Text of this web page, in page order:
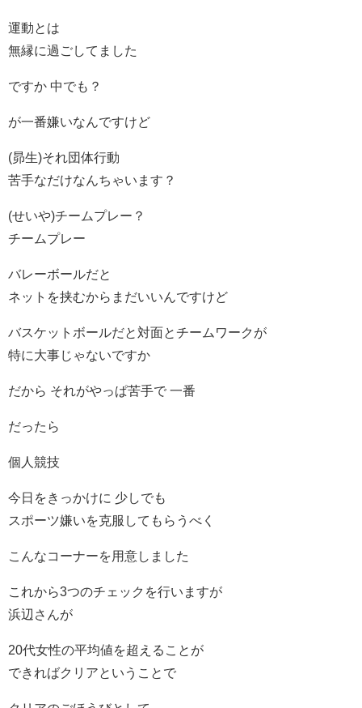
運動とは
無縁に過ごしてました
ですか 中でも？
が一番嫌いなんですけど
(昴生)それ団体行動
苦手なだけなんちゃいます？
(せいや)チームプレー？
チームプレー
バレーボールだと
ネットを挟むからまだいいんですけど
バスケットボールだと対面とチームワークが
特に大事じゃないですか
だから それがやっぱ苦手で 一番
だったら
個人競技
今日をきっかけに 少しでも
スポーツ嫌いを克服してもらうべく
こんなコーナーを用意しました
これから3つのチェックを行いますが
浜辺さんが
20代女性の平均値を超えることが
できればクリアということで